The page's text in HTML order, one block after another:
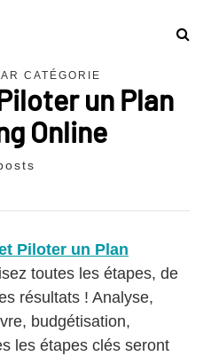
CATÉGORIE
un Plan
Online
Piloter un Plan
toutes les étapes, de
résultats ! Analyse,
budgétisation,
les étapes clés seront